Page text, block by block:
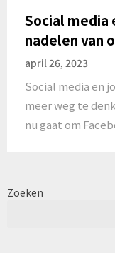
Social media
nadelen van
april 26, 2023
Social media en
meer weg te
nu gaat om
Zoeken